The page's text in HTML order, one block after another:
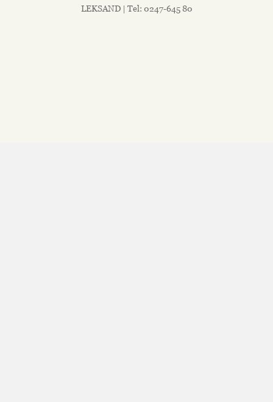
LEKSAND | Tel: 0247-645 80